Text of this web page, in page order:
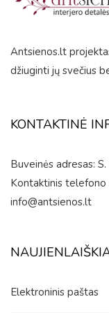
Antsienos.lt
džiuginti jų svečius
KONTAKTINĖ
Buveinės adresas:
Kontaktinis
info@antsienos.lt
Elektroninis paštas